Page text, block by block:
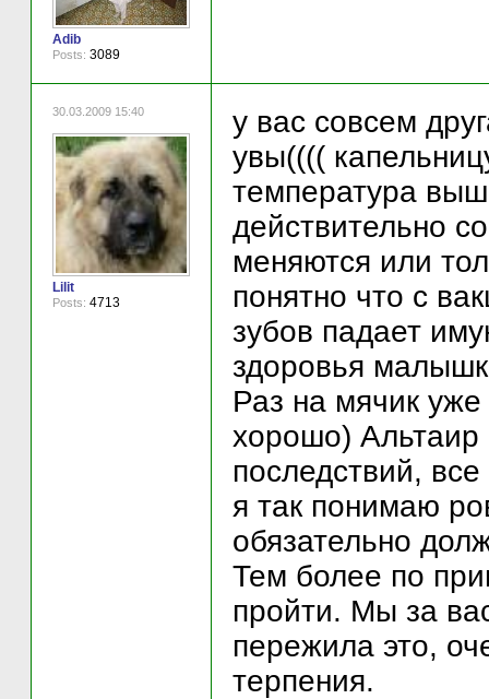
Adib
Posts: 3089
30.03.2009 15:40
Lilit
Posts: 4713
у вас совсем
увы((((
температура
действительно
меняются или
понятно что с
зубов падает
здоровья
Раз на мячик
хорошо)
последствий,
я так понимаю
обязательно
Тем более по
пройти. Мы за
пережила это,
терпения.